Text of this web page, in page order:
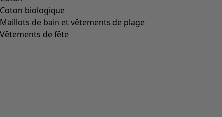
Coton biologique
Maillots de bain et vêtements de plage
Vêtements de fête